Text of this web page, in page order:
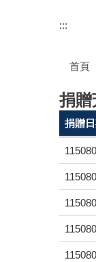
:::
首頁
捐贈
捐贈